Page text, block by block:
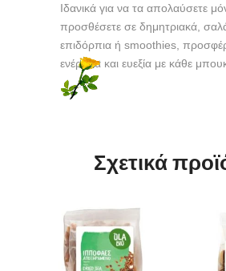
Ιδανικά για να τα απολαύσετε
προσθέσετε σε δημητριακά,
επιδόρπια ή smoothies,
ενέργεια και ευεξία με κάθε
Σχετικά